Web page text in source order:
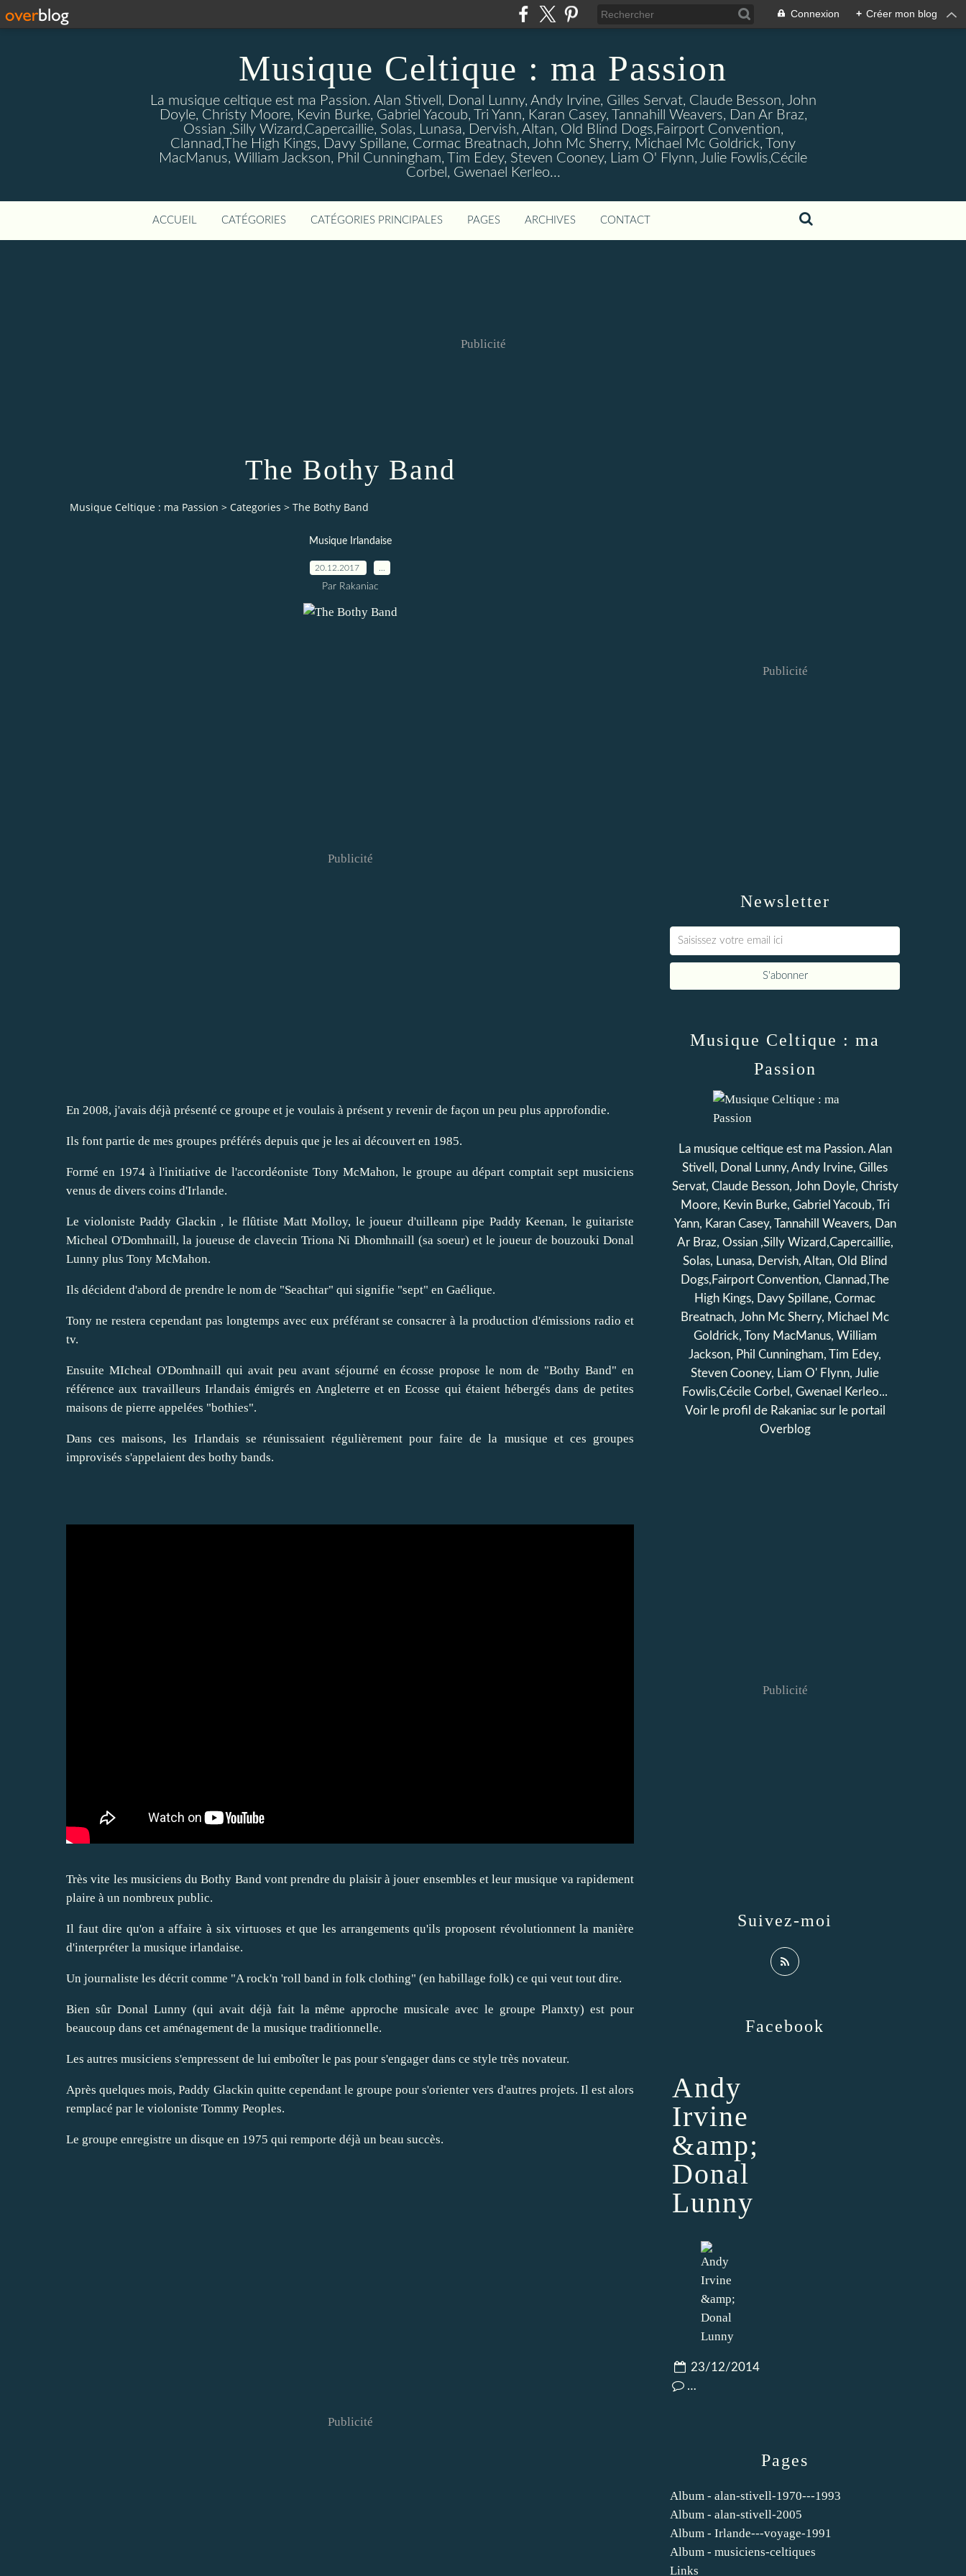
Connexion + Créer mon blog
Musique Celtique : ma Passion
La musique celtique est ma Passion. Alan Stivell, Donal Lunny, Andy Irvine, Gilles Servat, Claude Besson, John
Doyle, Christy Moore, Kevin Burke, Gabriel Yacoub, Tri Yann, Karan Casey, Tannahill Weavers, Dan Ar Braz,
Ossian ,Silly Wizard,Capercaillie, Solas, Lunasa, Dervish, Altan, Old Blind Dogs,Fairport Convention,
Clannad,The High Kings, Davy Spillane, Cormac Breatnach, John Mc Sherry, Michael Mc Goldrick, Tony
MacManus, William Jackson, Phil Cunningham, Tim Edey, Steven Cooney, Liam O' Flynn, Julie Fowlis,Cécile
Corbel, Gwenael Kerleo...
ACCUEIL CATÉGORIES CATÉGORIES PRINCIPALES PAGES ARCHIVES CONTACT
Publicité
The Bothy Band
Musique Celtique : ma Passion > Categories > The Bothy Band
Musique Irlandaise
20.12.2017
Par Rakaniac
Publicité
En 2008, j'avais déjà présenté ce groupe et je voulais à présent y revenir de façon un peu plus approfondie.
Ils font partie de mes groupes préférés depuis que je les ai découvert en 1985.
Formé en 1974 à l'initiative de l'accordéoniste Tony McMahon, le groupe au départ comptait sept musiciens
venus de divers coins d'Irlande.
Le violoniste Paddy Glackin , le flûtiste Matt Molloy, le joueur d'uilleann pipe Paddy Keenan, le guitariste
Micheal O'Domhnaill, la joueuse de clavecin Triona Ni Dhomhnaill (sa soeur) et le joueur de bouzouki Donal
Lunny plus Tony McMahon.
Ils décident d'abord de prendre le nom de "Seachtar" qui signifie "sept" en Gaélique.
Tony ne restera cependant pas longtemps avec eux préférant se consacrer à la production d'émissions radio et
tv.
Ensuite MIcheal O'Domhnaill qui avait peu avant séjourné en écosse propose le nom de "Bothy Band" en
référence aux travailleurs Irlandais émigrés en Angleterre et en Ecosse qui étaient hébergés dans de petites
maisons de pierre appelées "bothies".
Dans ces maisons, les Irlandais se réunissaient régulièrement pour faire de la musique et ces groupes
improvisés s'appelaient des bothy bands.
Très vite les musiciens du Bothy Band vont prendre du plaisir à jouer ensembles et leur musique va rapidement
plaire à un nombreux public.
Il faut dire qu'on a affaire à six virtuoses et que les arrangements qu'ils proposent révolutionnent la manière
d'interpréter la musique irlandaise.
Un journaliste les décrit comme "A rock'n 'roll band in folk clothing" (en habillage folk) ce qui veut tout dire.
Bien sûr Donal Lunny (qui avait déjà fait la même approche musicale avec le groupe Planxty) est pour
beaucoup dans cet aménagement de la musique traditionnelle.
Les autres musiciens s'empressent de lui emboîter le pas pour s'engager dans ce style très novateur.
Après quelques mois, Paddy Glackin quitte cependant le groupe pour s'orienter vers d'autres projets. Il est alors
remplacé par le violoniste Tommy Peoples.
Le groupe enregistre un disque en 1975 qui remporte déjà un beau succès.
Publicité
Newsletter
Publicité
Pages
Album - alan-stivell-1970---1993
Album - alan-stivell-2005
Album - Irlande---voyage-1991
Album - musiciens-celtiques
Links
Musique Celtique : ma
Passion
La musique celtique est ma Passion. Alan
Stivell, Donal Lunny, Andy Irvine, Gilles
Servat, Claude Besson, John Doyle, Christy
Moore, Kevin Burke, Gabriel Yacoub, Tri
Yann, Karan Casey, Tannahill Weavers, Dan
Ar Braz, Ossian ,Silly Wizard,Capercaillie,
Solas, Lunasa, Dervish, Altan, Old Blind
Dogs,Fairport Convention, Clannad,The
High Kings, Davy Spillane, Cormac
Breatnach, John Mc Sherry, Michael Mc
Goldrick, Tony MacManus, William
Jackson, Phil Cunningham, Tim Edey,
Steven Cooney, Liam O' Flynn, Julie
Fowlis,Cécile Corbel, Gwenael Kerleo...
Voir le profil de Rakaniacsur le portail
Overblog
Suivez-moi
Facebook
Andy
Irvine
&amp;
Donal
Lunny
23/12/2014
…
Publicité